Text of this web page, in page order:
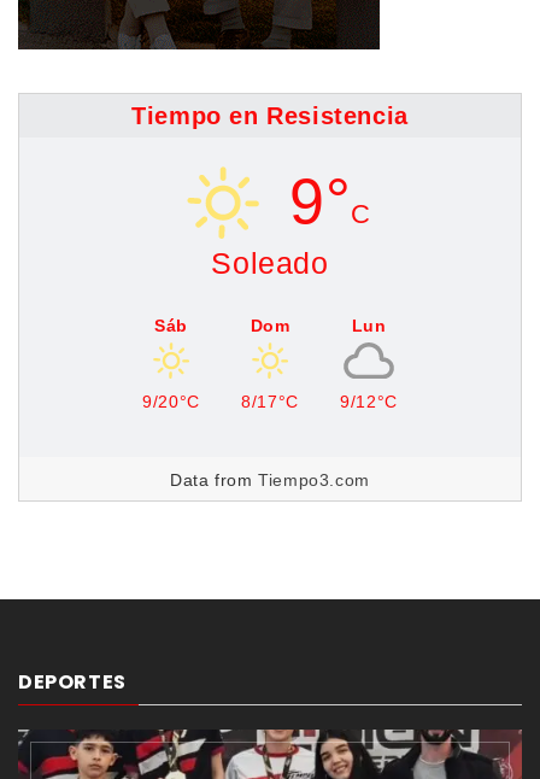
Tiempo en Resistencia
9°C
Soleado
Sáb
9/20°C
Dom
8/17°C
Lun
9/12°C
Data fromTiempo3.com
DEPORTES